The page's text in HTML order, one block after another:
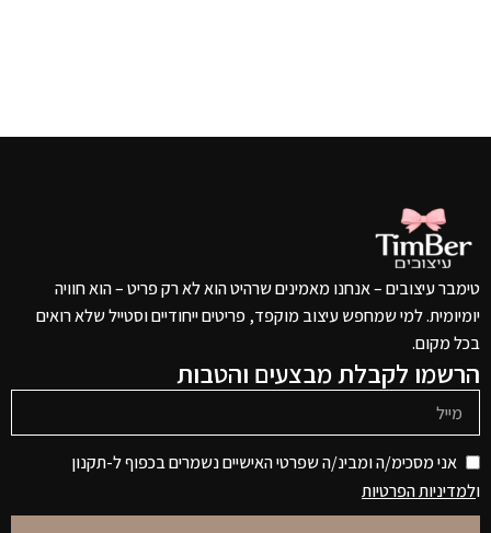
טימבר עיצובים – אנחנו מאמינים שרהיט הוא לא רק פריט – הוא חוויה
יומיומית. למי שמחפש עיצוב מוקפד, פריטים ייחודיים וסטייל שלא רואים
בכל מקום.
הרשמו לקבלת מבצעים והטבות
אני מסכימ/ה ומבינ/ה שפרטי האישיים נשמרים בכפוף ל-תקנון
ולמדיניות הפרטיות